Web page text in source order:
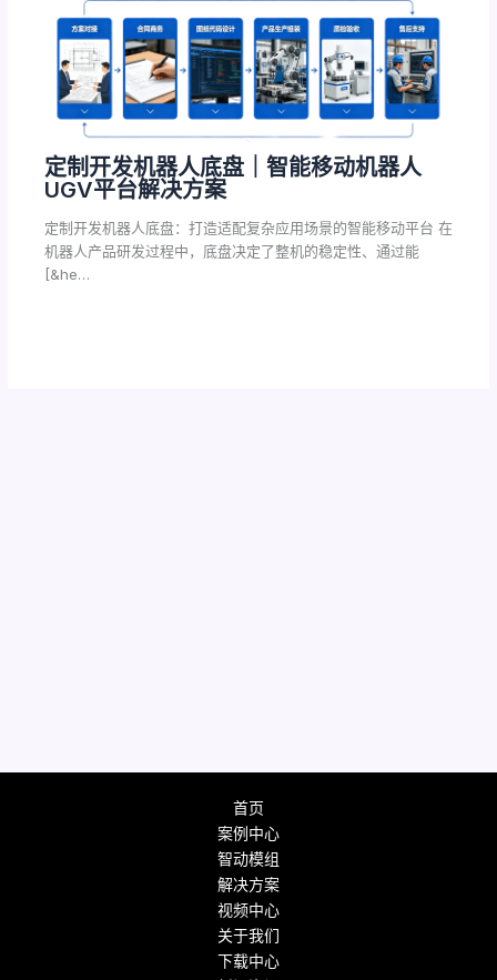
定制开发机器人底盘｜智能移动机器人
UGV平台解决方案
定制开发机器人底盘：打造适配复杂应用场景的智能移动平台 在
机器人产品研发过程中，底盘决定了整机的稳定性、通过能
[&he…
首页
案例中心
智动模组
解决方案
视频中心
关于我们
下载中心